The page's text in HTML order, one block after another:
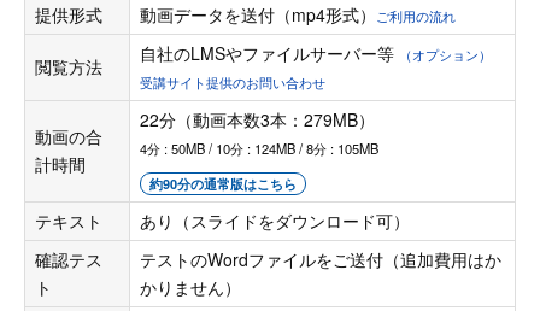
提供形式 動画データを送付（mp4形式） ご利用の流れ
閲覧方法
自社のLMSやファイルサーバー等
（オプション）
受講サイト提供のお問い合わせ
動画の合
計時間
22分（動画本数3本：279MB）
4分 : 50MB / 10分 : 124MB / 8分 : 105MB
約90分の通常版はこちら
テキスト
あり（スライドをダウンロード可）
確認テス
ト
テストのWordファイルをご送付（追加費用はか
かりません）